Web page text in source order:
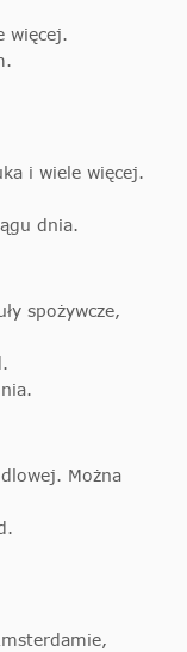
więcej.
i wiele więcej.
dnia.
spożywcze,
Można